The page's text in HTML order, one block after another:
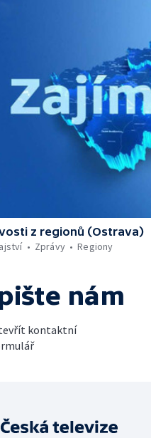
z regionů (Ostrava)
Zprávy Regiony
nám
kontaktní